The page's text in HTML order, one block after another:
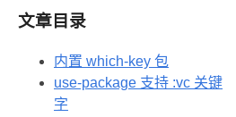
文章目录
内置 which-key 包
use-package 支持 :vc 关键
字